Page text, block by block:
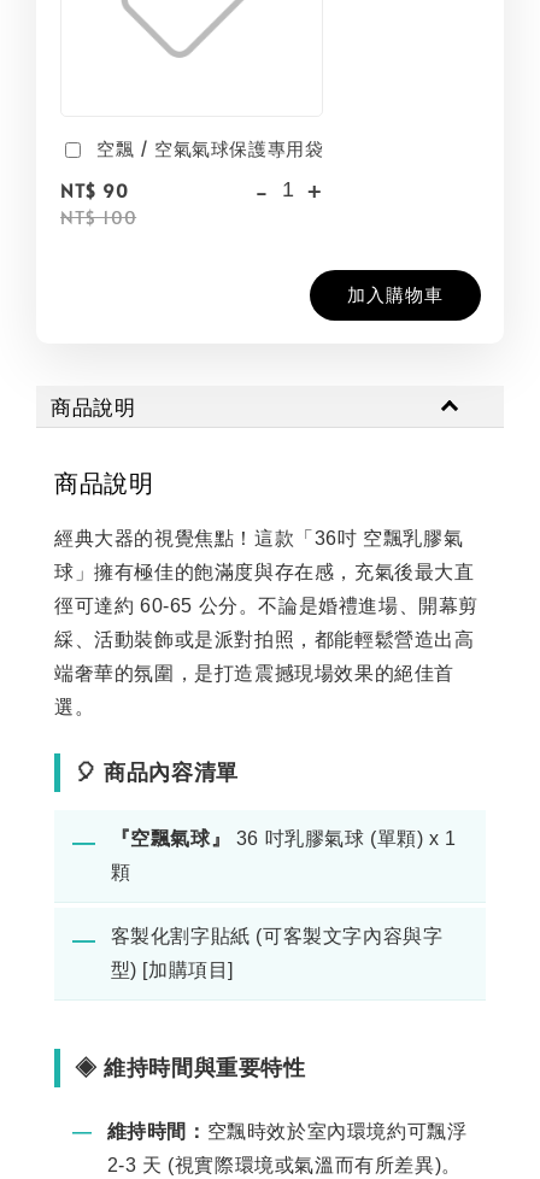
空飄 / 空氣氣球保護專用袋
NT$ 90
NT$ 100
- +
加入購物車
商品說明
商品說明
經典大器的視覺焦點！這款「36吋 空飄乳膠氣
球」擁有極佳的飽滿度與存在感，充氣後最大直
徑可達約 60-65 公分。不論是婚禮進場、開幕剪
綵、活動裝飾或是派對拍照，都能輕鬆營造出高
端奢華的氛圍，是打造震撼現場效果的絕佳首
選。
🎈 商品內容清單
― 『空飄氣球』
36 吋乳膠氣球 (單顆) x 1
顆
―
客製化割字貼紙 (可客製文字內容與字
型) [加購項目]
◈ 維持時間與重要特性
― 維持時間： 空飄時效於室內環境約可飄浮
2-3 天 (視實際環境或氣溫而有所差異)。